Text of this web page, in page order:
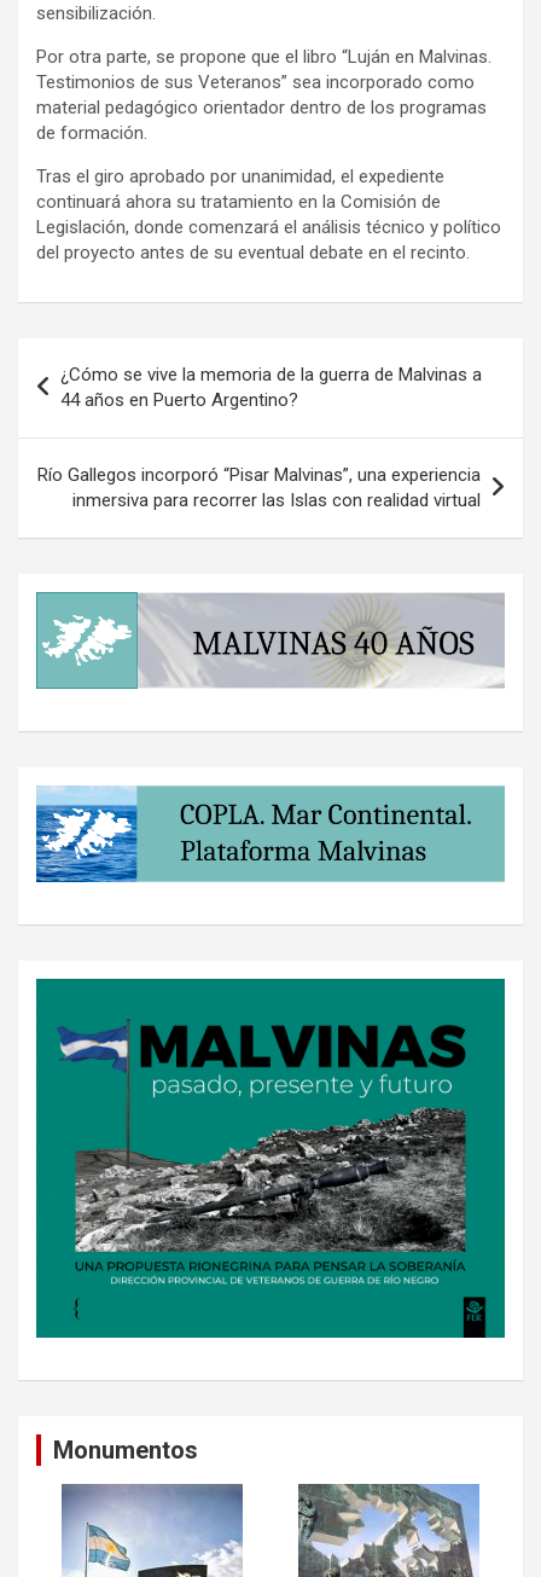
sensibilización.
Por otra parte, se propone que el libro “Luján en Malvinas.
Testimonios de sus Veteranos” sea incorporado como
material pedagógico orientador dentro de los programas
de formación.
Tras el giro aprobado por unanimidad, el expediente
continuará ahora su tratamiento en la Comisión de
Legislación, donde comenzará el análisis técnico y político
del proyecto antes de su eventual debate en el recinto.
de
entradas
¿Cómo se vive la memoria de la guerra de Malvinas a
44 años en Puerto Argentino?
Río Gallegos incorporó “Pisar Malvinas”, una experiencia
inmersiva para recorrer las Islas con realidad virtual
Monumentos